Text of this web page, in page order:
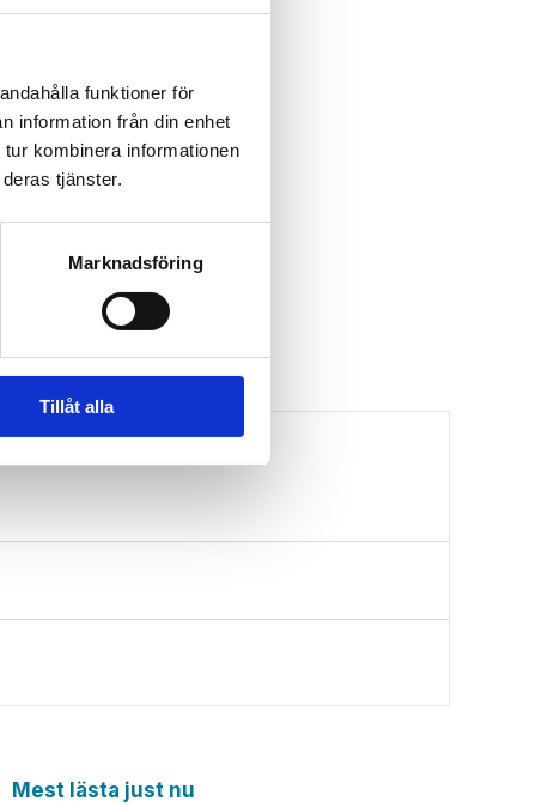
funktioner för
information från din enhet
kombinera informationen
tjänster.
Marknadsföring
Tillåt alla
Mest lästa just nu